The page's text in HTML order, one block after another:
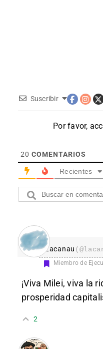
Suscribir
Por favor,
20 COMENTARIOS
Recientes
Lacanau
Miembro de
¡Viva Milei, viva la
prosperidad
2